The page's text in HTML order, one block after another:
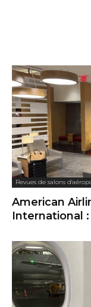
Revues de salons
American
International